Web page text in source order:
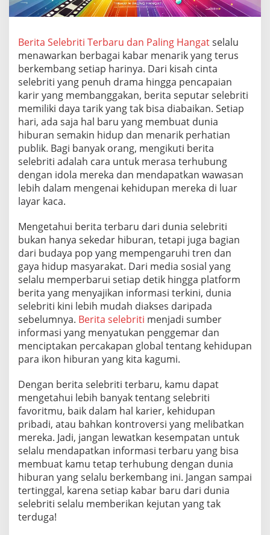
r
u
a
n
P
a
l
i
n
g
H
a
n
g
a
t
Berita Selebriti Terbaru dan Paling Hangatselalu
menawarkan berbagai kabar menarik yang terus
berkembang setiap harinya. Dari kisah cinta
selebriti yang penuh drama hingga pencapaian
karir yang membanggakan, berita seputar selebriti
memiliki daya tarik yang tak bisa diabaikan. Setiap
hari, ada saja hal baru yang membuat dunia
hiburan semakin hidup dan menarik perhatian
publik. Bagi banyak orang, mengikuti berita
selebriti adalah cara untuk merasa terhubung
dengan idola mereka dan mendapatkan wawasan
lebih dalam mengenai kehidupan mereka di luar
layar kaca.
Mengetahui berita terbaru dari dunia selebriti
bukan hanya sekedar hiburan, tetapi juga bagian
dari budaya pop yang mempengaruhi tren dan
gaya hidup masyarakat. Dari media sosial yang
selalu memperbarui setiap detik hingga platform
berita yang menyajikan informasi terkini, dunia
selebriti kini lebih mudah diakses daripada
sebelumnya. Berita selebriti menjadi sumber
informasi yang menyatukan penggemar dan
menciptakan percakapan global tentang kehidupan
para ikon hiburan yang kita kagumi.
Dengan berita selebriti terbaru, kamu dapat
mengetahui lebih banyak tentang selebriti
favoritmu, baik dalam hal karier, kehidupan
pribadi, atau bahkan kontroversi yang melibatkan
mereka. Jadi, jangan lewatkan kesempatan untuk
selalu mendapatkan informasi terbaru yang bisa
membuat kamu tetap terhubung dengan dunia
hiburan yang selalu berkembang ini. Jangan sampai
tertinggal, karena setiap kabar baru dari dunia
selebriti selalu memberikan kejutan yang tak
terduga!